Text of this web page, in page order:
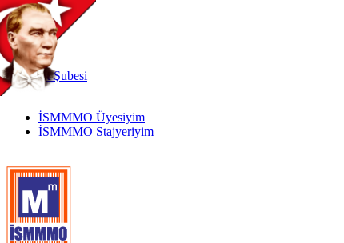
TR
|
EN
İnternetŞubesi
İSMMMO Üyesiyim
İSMMMO Stajyeriyim